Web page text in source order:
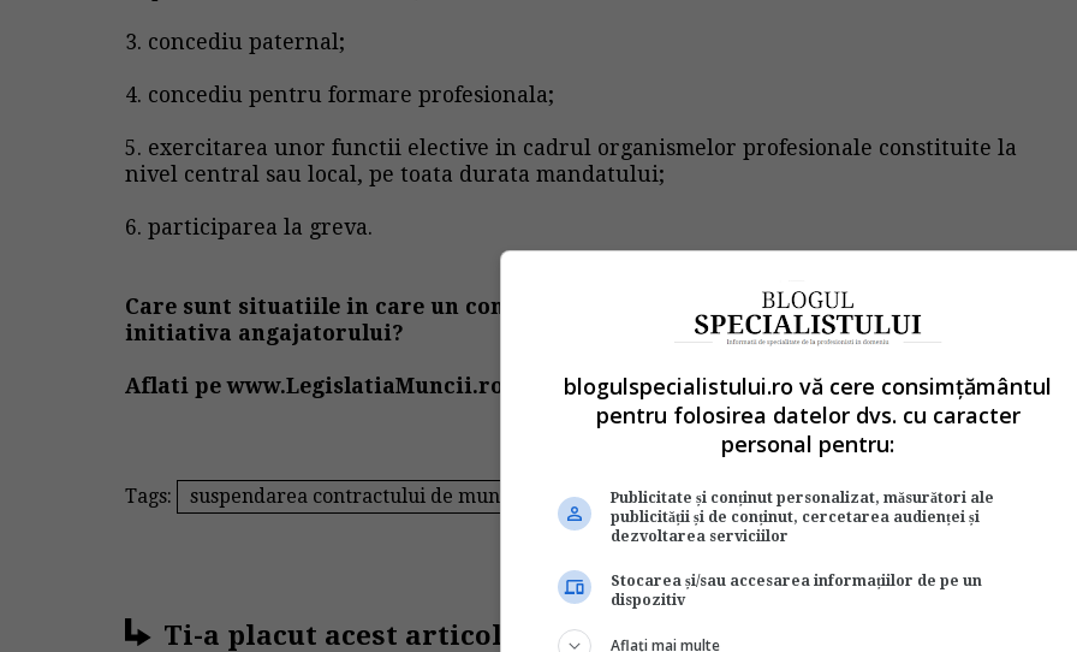
3. concediu paternal;
4. concediu pentru formare profesionala;
5. exercitarea unor functii elective in cadrul organismelor profesionale constituite la
nivel central sau local, pe toata durata mandatului;
6. participarea la greva.
Care sunt situatiile in care un contract de munca se mai poate suspenda din
initiativa angajatorului?
Aflati pewww.LegislatiaMuncii.ro
Tags: suspendarea contractului de munca suspendare contract de munca
Ti-a placut acest articol? Votati articolul
blogulspecialistului.ro vă cere consimțământul
pentru folosirea datelor dvs. cu caracter
personal pentru:
Publicitate și conținut personalizat, măsurători ale
publicității și de conținut, cercetarea audienței și
dezvoltarea serviciilor
Stocarea și/sau accesarea informațiilor de pe un
dispozitiv
Aflați mai multe